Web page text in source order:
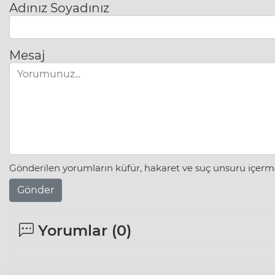
Adınız Soyadınız
Mesaj
Gönderilen yorumların küfür, hakaret ve suç unsuru
Gönder
Yorumlar (0)